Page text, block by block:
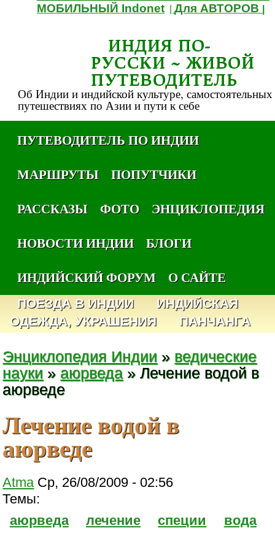
МОБИЛЬНЫЙ Indonet |Для АВТОРОВ
ИНДИЯ ПО-
РУССКИ ~ ЖИВОЙ
ПУТЕВОДИТЕЛЬ
Об Индии и индийской культуре, самостоятельных
путешествиях по Азии и пути к себе
ПУТЕВОДИТЕЛЬ ПО ИНДИИ
МАРШРУТЫ
ПОПУТЧИКИ
РАССКАЗЫ
ФОТО
ЭНЦИКЛОПЕДИЯ
НОВОСТИ ИНДИИ
БЛОГИ
ИНДИЙСКИЙ ФОРУМ
О САЙТЕ
ПОЕЗДА В ИНДИИ
ИНДИЙСКАЯ
ОДЕЖДА, УКРАШЕНИЯ
ПАНЧАНГА
Энциклопедия Индии » ведические
науки » аюрведа » Лечение водой в
аюрведе
Лечение водой в
аюрведе
Atma Ср, 26/08/2009 - 02:56
Темы:
аюрведа
лечение специи вода